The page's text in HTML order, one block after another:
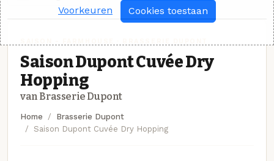
Saison Dupont Cuvée Dry
Hopping
van Brasserie Dupont
Home
Brasserie Dupont
Saison Dupont Cuvée Dry Hopping
Voorkeuren Cookies toestaan